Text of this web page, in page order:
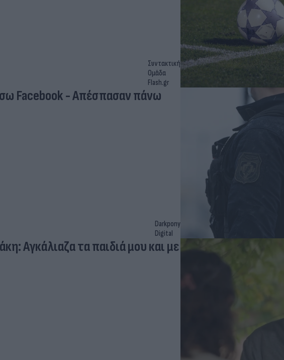
Συντακτική
Ομάδα
Flash.gr
Facebook - Απέσπασαν πάνω
Darkpony
Digital
Αγκάλιαζα τα παιδιά μου και με